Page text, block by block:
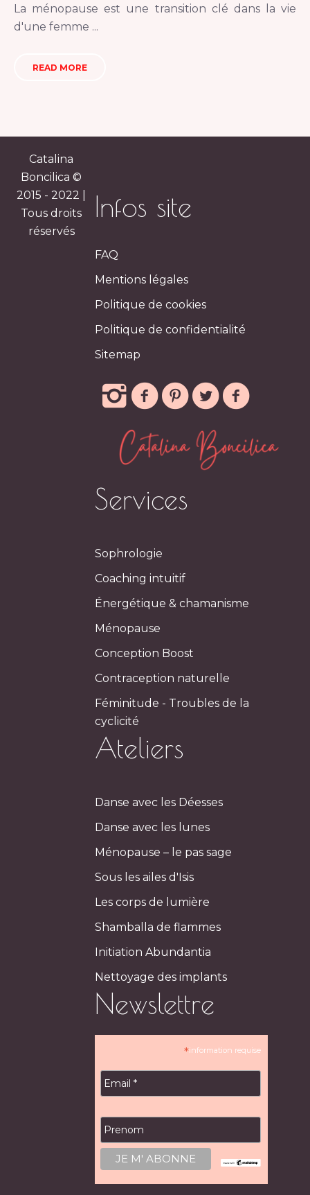
La ménopause est une transition clé dans la vie
d'une femme ...
READ MORE
Infos site
FAQ
Mentions légales
Politique de cookies
Politique de confidentialité
Sitemap
Services
Sophrologie
Coaching intuitif
Énergétique & chamanisme
Ménopause
Conception Boost
Contraception naturelle
Féminitude - Troubles de la
cyclicité
Ateliers
Danse avec les Déesses
Danse avec les lunes
Ménopause – le pas sage
Sous les ailes d'Isis
Les corps de lumière
Shamballa de flammes
Initiation Abundantia
Nettoyage des implants
Newslettre
*information requise
Catalina
Boncilica ©
2015 - 2022 |
Tous droits
réservés